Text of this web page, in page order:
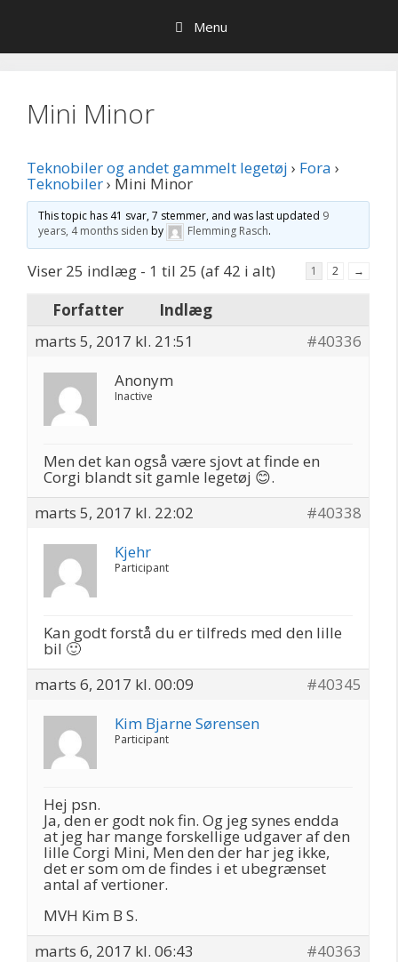
indhold
Menu
Mini Minor
Teknobiler og andet gammelt legetøj › Fora ›
Teknobiler› Mini Minor
This topic has 41 svar, 7 stemmer, and was last updated 9
years, 4 months siden by Flemming Rasch.
Viser 25 indlæg - 1 til 25 (af 42 i alt) 1 2 →
Forfatter
Indlæg
marts 5, 2017 kl. 21:51
#40336
Anonym
Inactive
Men det kan også være sjovt at finde en
Corgi blandt sit gamle legetøj 😊.
marts 5, 2017 kl. 22:02
#40338
Kjehr
Participant
Kan godt forstå du er tilfreds med den lille
bil 🙂
marts 6, 2017 kl. 00:09
#40345
Kim Bjarne Sørensen
Participant
Hej psn.
Ja, den er godt nok fin. Og jeg synes endda
at jeg har mange forskellige udgaver af den
lille Corgi Mini, Men den der har jeg ikke,
det er som om de findes i et ubegrænset
antal af vertioner.
MVH Kim B S.
marts 6, 2017 kl. 06:43
#40363